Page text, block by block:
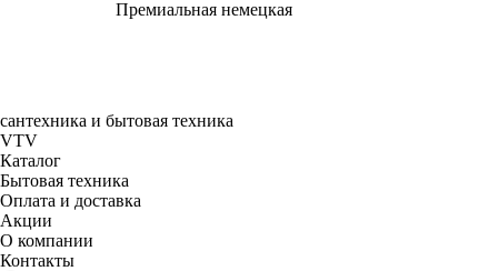
Премиальная немецкая
сантехника и бытовая техника
VTV
Каталог
Бытовая техника
Оплата и доставка
Акции
О компании
Контакты